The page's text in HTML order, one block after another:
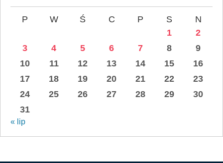
P W Ś C P S
N
1
2
3
4 5 6 7 8
9
10
11 12 13 14 15
16
17
18 19 20 21 22
23
24
25 26 27 28 29
30
31
« lip